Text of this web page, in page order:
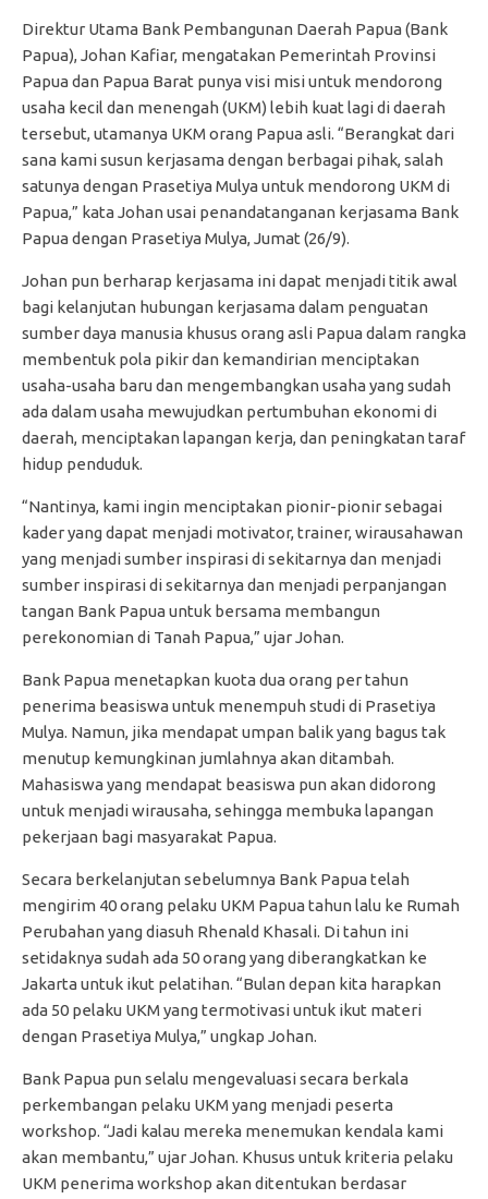
Direktur Utama Bank Pembangunan Daerah Papua (Bank
Papua), Johan Kafiar, mengatakan Pemerintah Provinsi
Papua dan Papua Barat punya visi misi untuk mendorong
usaha kecil dan menengah (UKM) lebih kuat lagi di daerah
tersebut, utamanya UKM orang Papua asli. “Berangkat dari
sana kami susun kerjasama dengan berbagai pihak, salah
satunya dengan Prasetiya Mulya untuk mendorong UKM di
Papua,” kata Johan usai penandatanganan kerjasama Bank
Papua dengan Prasetiya Mulya, Jumat (26/9).
Johan pun berharap kerjasama ini dapat menjadi titik awal
bagi kelanjutan hubungan kerjasama dalam penguatan
sumber daya manusia khusus orang asli Papua dalam rangka
membentuk pola pikir dan kemandirian menciptakan
usaha-usaha baru dan mengembangkan usaha yang sudah
ada dalam usaha mewujudkan pertumbuhan ekonomi di
daerah, menciptakan lapangan kerja, dan peningkatan taraf
hidup penduduk.
“Nantinya, kami ingin menciptakan pionir-pionir sebagai
kader yang dapat menjadi motivator, trainer, wirausahawan
yang menjadi sumber inspirasi di sekitarnya dan menjadi
sumber inspirasi di sekitarnya dan menjadi perpanjangan
tangan Bank Papua untuk bersama membangun
perekonomian di Tanah Papua,” ujar Johan.
Bank Papua menetapkan kuota dua orang per tahun
penerima beasiswa untuk menempuh studi di Prasetiya
Mulya. Namun, jika mendapat umpan balik yang bagus tak
menutup kemungkinan jumlahnya akan ditambah.
Mahasiswa yang mendapat beasiswa pun akan didorong
untuk menjadi wirausaha, sehingga membuka lapangan
pekerjaan bagi masyarakat Papua.
Secara berkelanjutan sebelumnya Bank Papua telah
mengirim 40 orang pelaku UKM Papua tahun lalu ke Rumah
Perubahan yang diasuh Rhenald Khasali. Di tahun ini
setidaknya sudah ada 50 orang yang diberangkatkan ke
Jakarta untuk ikut pelatihan. “Bulan depan kita harapkan
ada 50 pelaku UKM yang termotivasi untuk ikut materi
dengan Prasetiya Mulya,” ungkap Johan.
Bank Papua pun selalu mengevaluasi secara berkala
perkembangan pelaku UKM yang menjadi peserta
workshop. “Jadi kalau mereka menemukan kendala kami
akan membantu,” ujar Johan. Khusus untuk kriteria pelaku
UKM penerima workshop akan ditentukan berdasar